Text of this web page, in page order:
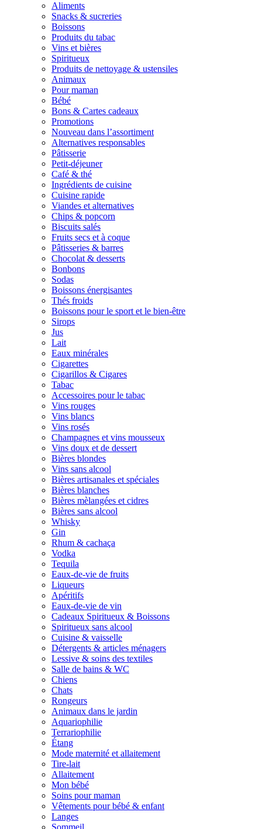
Aliments
Snacks & sucreries
Boissons
Produits du tabac
Vins et bières
Spiritueux
Produits de nettoyage & ustensiles
Animaux
Pour maman
Bébé
Bons & Cartes cadeaux
Promotions
Nouveau dans l’assortiment
Alternatives responsables
Pâtisserie
Petit-déjeuner
Café & thé
Ingrédients de cuisine
Cuisine rapide
Viandes et alternatives
Chips & popcorn
Biscuits salés
Fruits secs et à coque
Pâtisseries & barres
Chocolat & desserts
Bonbons
Sodas
Boissons énergisantes
Thés froids
Boissons pour le sport et le bien-être
Sirops
Jus
Lait
Eaux minérales
Cigarettes
Cigarillos & Cigares
Tabac
Accessoires pour le tabac
Vins rouges
Vins blancs
Vins rosés
Champagnes et vins mousseux
Vins doux et de dessert
Bières blondes
Vins sans alcool
Bières artisanales et spéciales
Bières blanches
Bières mèlangées et cidres
Bières sans alcool
Whisky
Gin
Rhum & cachaça
Vodka
Tequila
Eaux-de-vie de fruits
Liqueurs
Apéritifs
Eaux-de-vie de vin
Cadeaux Spiritueux & Boissons
Spiritueux sans alcool
Cuisine & vaisselle
Détergents & articles ménagers
Lessive & soins des textiles
Salle de bains & WC
Chiens
Chats
Rongeurs
Animaux dans le jardin
Aquariophilie
Terrariophilie
Étang
Mode maternité et allaitement
Tire-lait
Allaitement
Mon bébé
Soins pour maman
Vêtements pour bébé & enfant
Langes
Sommeil